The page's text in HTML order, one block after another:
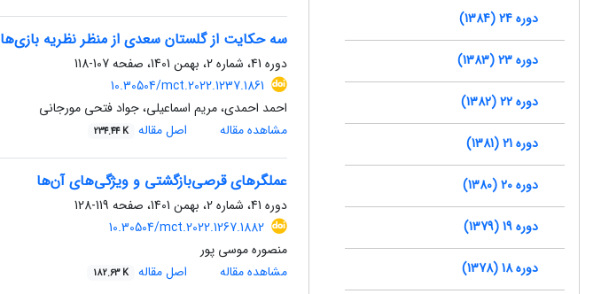
سه حکایت از گلستان سعدی از منظر نظریه بازی‌ها
دوره 41، شماره 2، بهمن 1401، صفحه
107-118
10.30504/mct.2022.1237.1861
احمد احمدی، مریم اسماعیلی، جواد فتحی مورجانی
مشاهده مقاله
اصل مقاله 234.44 K
عملگرهای قرصی‌بازگشتی و ویژگی‌های آن‌ها
دوره 41، شماره 2، بهمن 1401، صفحه
119-128
10.30504/mct.2022.1267.1882
منصوره موسی پور
مشاهده مقاله
اصل مقاله 182.63 K
دوره 24 (1384)
دوره 23 (1383)
دوره 22 (1382)
دوره 21 (1381)
دوره 20 (1380)
دوره 19 (1379)
دوره 18 (1378)